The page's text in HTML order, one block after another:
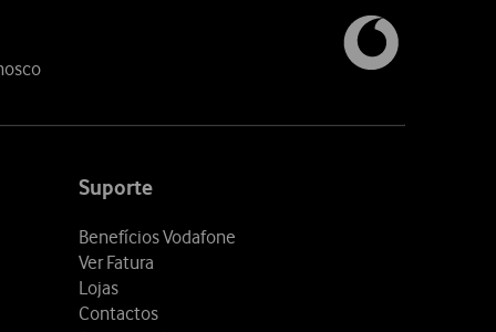
Suporte
Benefícios Vodafone
Ver Fatura
Lojas
Contactos